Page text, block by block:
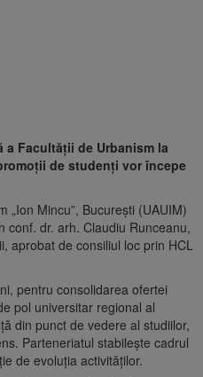
Facultății de Urbanism la
de studenți vor începe
„Ion Mincu”, București (UAUIM)
conf. dr. arh. Claudiu Runceanu,
aprobat de consiliul loc prin HCL
pentru consolidarea ofertei
pol universitar regional al
din punct de vedere al studiilor,
Parteneriatul stabilește cadrul
de evoluția activităților.